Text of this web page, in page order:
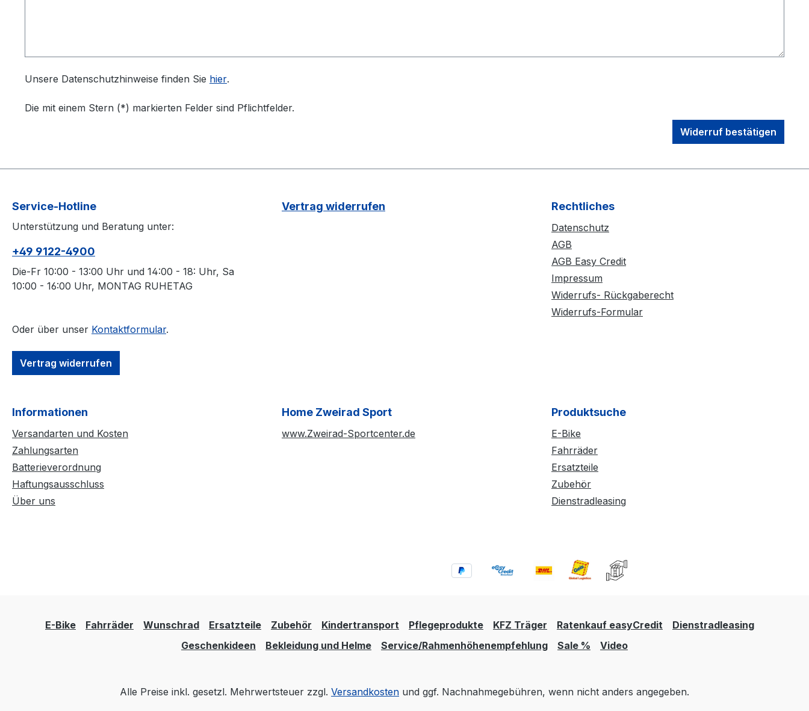
Unsere Datenschutzhinweise finden Sie hier.
Die mit einem Stern (*) markierten Felder sind Pflichtfelder.
Widerruf bestätigen
Service-Hotline
Unterstützung und Beratung unter:
+49 9122-4900
Die-Fr 10:00 - 13:00 Uhr und 14:00 - 18: Uhr, Sa
10:00 - 16:00 Uhr, MONTAG RUHETAG
Oder über unser Kontaktformular.
Vertrag widerrufen
Vertrag widerrufen Rechtliches
Datenschutz
AGB
AGB Easy Credit
Impressum
Widerrufs- Rückgaberecht
Widerrufs-Formular
Informationen
Versandarten und Kosten
Zahlungsarten
Batterieverordnung
Haftungsausschluss
Über uns
Home Zweirad Sport
www.Zweirad-Sportcenter.de
Produktsuche
E-Bike
Fahrräder
Ersatzteile
Zubehör
Dienstradleasing
E-Bike Fahrräder Wunschrad Ersatzteile Zubehör Kindertransport Pflegeprodukte KFZ Träger Ratenkauf easyCredit
Dienstradleasing
Geschenkideen
Bekleidung und Helme Service/Rahmenhöhenempfehlung Sale % Video
Alle Preise inkl. gesetzl. Mehrwertsteuer zzgl. Versandkosten und ggf. Nachnahmegebühren, wenn nicht anders angegeben.